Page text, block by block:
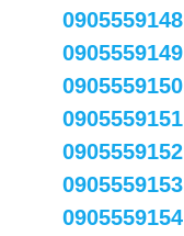
0905559148
0905559149
0905559150
0905559151
0905559152
0905559153
0905559154